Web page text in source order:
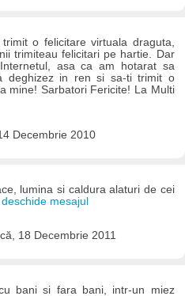
o felicitare virtuala draguta,
trimiteau felicitari pe hartie. Dar
asa ca am hotarat sa
deghizez in ren si sa-ti trimit o
mine! Sarbatori Fericite! La Multi
Decembrie 2010
lumina si caldura alaturi de cei
mesajul
18 Decembrie 2011
bani si fara bani, intr-un miez